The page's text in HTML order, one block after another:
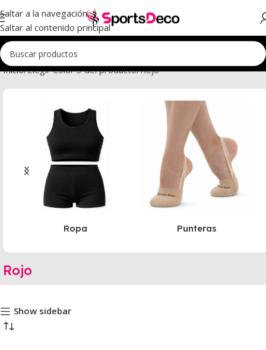
Saltar a la navegación
Saltar al contenido principal
Inicio Elegir Color 3 del producto Rojo
Ropa Punteras
Rojo
Show sidebar